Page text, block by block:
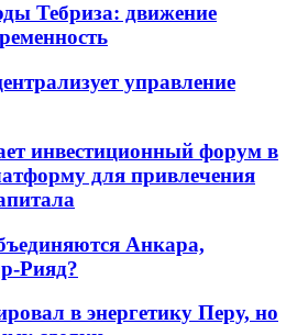
Тебриза: движение
управление
инвестиционный форум в
для привлечения
Анкара,
Рияд?
в энергетику Перу, но